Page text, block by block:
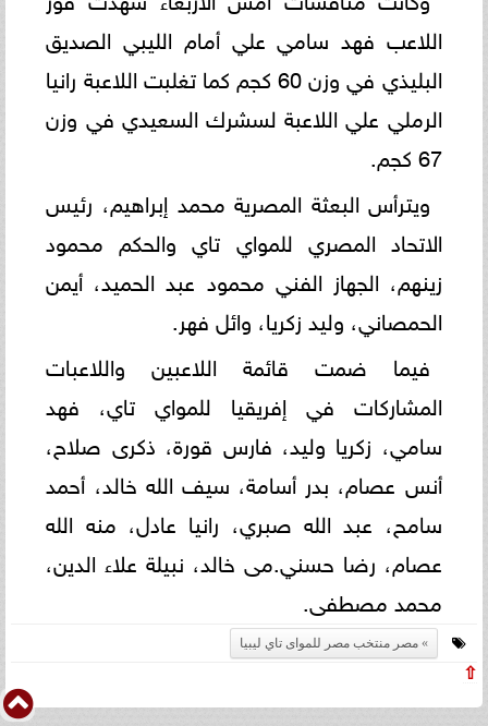
اللاعب فهد سامي علي أمام الليبي الصديق
البليذي في وزن 60 كجم كما تغلبت اللاعبة رانيا
الرملي علي اللاعبة لسشرك السعيدي في وزن
67 كجم.
ويترأس البعثة المصرية محمد إبراهيم، رئيس
الاتحاد المصري للمواي تاي والحكم محمود
زينهم، الجهاز الفني محمود عبد الحميد، أيمن
الحمصاني، وليد زكريا، وائل فهر.
فيما ضمت قائمة اللاعبين واللاعبات
المشاركات في إفريقيا للمواي تاي، فهد
سامي، زكريا وليد، فارس قورة، ذكرى صلاح،
أنس عصام، بدر أسامة، سيف الله خالد، أحمد
سامح، عبد الله صبري، رانيا عادل، منه الله
عصام، رضا حسني.می خالد، نبيلة علاء الدين،
محمد مصطفى.
مصر منتخب مصر للمواى تاي ليبيا
⇧